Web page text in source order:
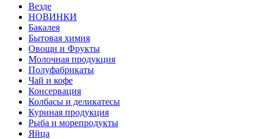
Везде
НОВИНКИ
Бакалея
Бытовая химия
Овощи и Фрукты
Молочная продукция
Полуфабрикаты
Чай и кофе
Консервация
Колбасы и деликатесы
Куриная продукция
Рыба и морепродукты
Яйца